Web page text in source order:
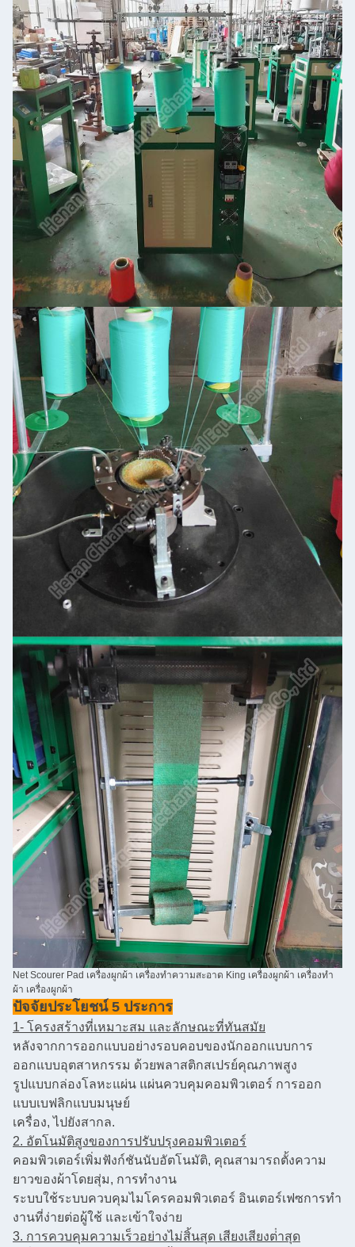
Net Scourer Pad เครื่องผูกผ้า เครื่องทําความสะอาด King เครื่องผูกผ้า เครื่องทํา
ผ้า เครื่องผูกผ้า
ปัจจัยประโยชน์ 5 ประการ
1- โครงสร้างที่เหมาะสม และลักษณะที่ทันสมัย
หลังจากการออกแบบอย่างรอบคอบของนักออกแบบการ
ออกแบบอุตสาหกรรม ด้วยพลาสติกสเปรย์คุณภาพสูง
รูปแบบกล่องโลหะแผ่น แผ่นควบคุมคอมพิวเตอร์ การออก
แบบเบฟลิกแบบมนุษย์
เครื่อง, ไปยังสากล.
2. อัตโนมัติสูงของการปรับปรุงคอมพิวเตอร์
คอมพิวเตอร์เพิ่มฟังก์ชันนับอัตโนมัติ, คุณสามารถตั้งความ
ยาวของผ้าโดยสุ่ม, การทํางาน
ระบบใช้ระบบควบคุมไมโครคอมพิวเตอร์ อินเตอร์เฟซการทํา
งานที่ง่ายต่อผู้ใช้ และเข้าใจง่าย
3. การควบคุมความเร็วอย่างไม่สิ้นสุด เสียงเสียงต่ําสุด